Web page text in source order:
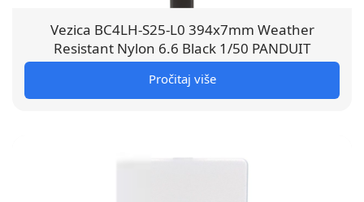
Vezica BC4LH-S25-L0 394x7mm Weather
Resistant Nylon 6.6 Black 1/50 PANDUIT
Pročitaj više